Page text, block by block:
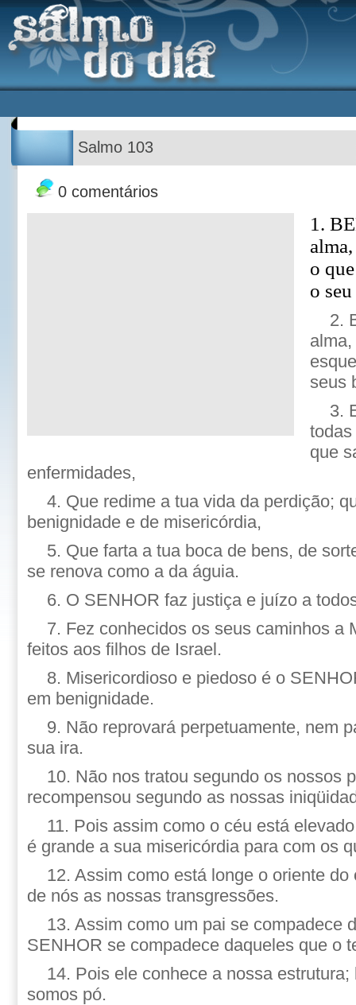
Salmo 103
0 comentários
1.
o
o
2.
seus
3.
que
enfermidades,
4. Que redime a tua vida da perdição;
benignidade e de misericórdia,
5. Que farta a tua boca de bens, de
se renova como a da águia.
6. O SENHOR faz justiça e juízo a
7. Fez conhecidos os seus caminhos a
feitos aos filhos de Israel.
8. Misericordioso e piedoso é o
em benignidade.
9. Não reprovará perpetuamente, nem
sua ira.
10. Não nos tratou segundo os nossos
recompensou segundo as nossas
11. Pois assim como o céu está
é grande a sua misericórdia para com os
12. Assim como está longe o oriente
de nós as nossas transgressões.
13. Assim como um pai se compadece
SENHOR se compadece daqueles que o
14. Pois ele conhece a nossa
somos pó.